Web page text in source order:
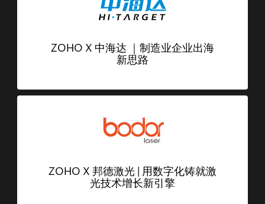
ZOHO X 中海达 ｜制造业企业出海
新思路
ZOHO X 邦德激光 | 用数字化铸就激
光技术增长新引擎